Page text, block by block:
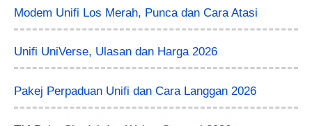
Modem Unifi Los Merah, Punca dan Cara Atasi
Unifi UniVerse, Ulasan dan Harga 2026
Pakej Perpaduan Unifi dan Cara Langgan 2026